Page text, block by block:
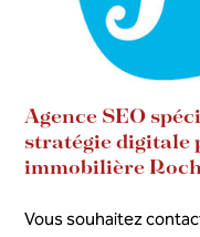
Agence SEO
stratégie digitale
immobilière
Vous souhaitez